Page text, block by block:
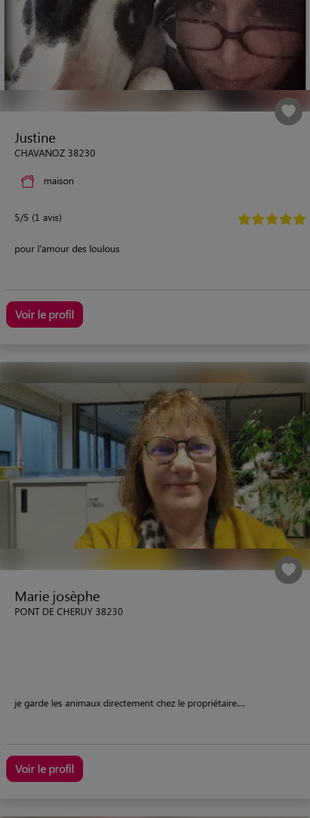
Justine
CHAVANOZ 38230
maison
5/5 (1 avis)
pour l'amour des loulous
Voir le profil
Marie josèphe
PONT DE CHERUY 38230
je garde les animaux directement chez le propriétaire....
Voir le profil